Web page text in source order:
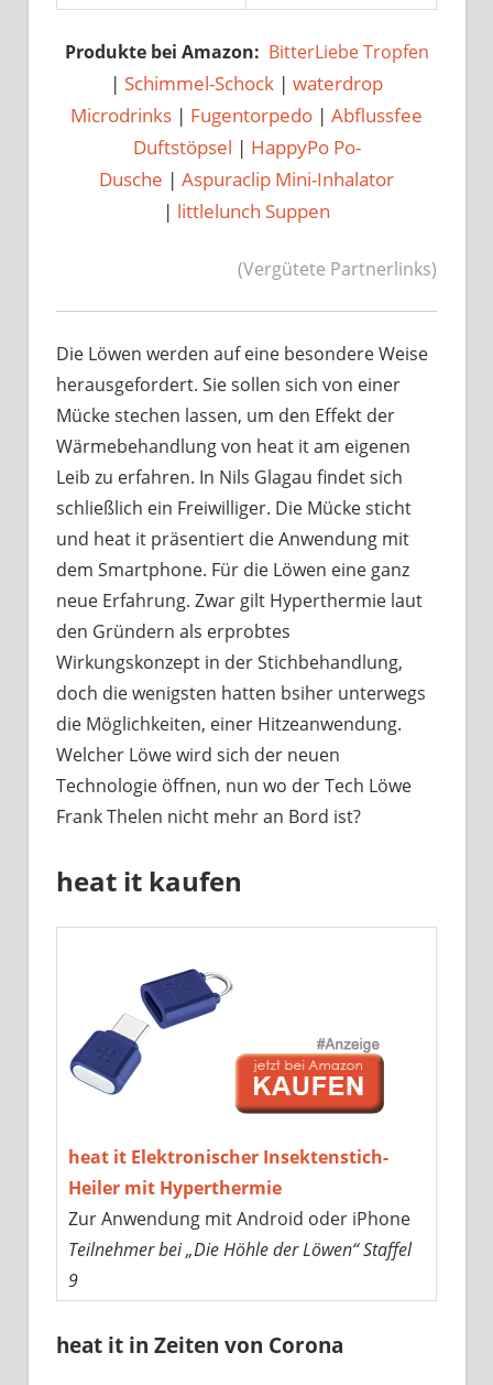
Produkte bei Amazon: BitterLiebe Tropfen
| Schimmel-Schock | waterdrop
Microdrinks | Fugentorpedo | Abflussfee
Duftstöpsel | HappyPo Po-
Dusche | Aspuraclip Mini-Inhalator
| littlelunch Suppen
(Vergütete Partnerlinks)
Die Löwen werden auf eine besondere Weise
herausgefordert. Sie sollen sich von einer
Mücke stechen lassen, um den Effekt der
Wärmebehandlung von heat it am eigenen
Leib zu erfahren. In Nils Glagau findet sich
schließlich ein Freiwilliger. Die Mücke sticht
und heat it präsentiert die Anwendung mit
dem Smartphone. Für die Löwen eine ganz
neue Erfahrung. Zwar gilt Hyperthermie laut
den Gründern als erprobtes
Wirkungskonzept in der Stichbehandlung,
doch die wenigsten hatten bsiher unterwegs
die Möglichkeiten, einer Hitzeanwendung.
Welcher Löwe wird sich der neuen
Technologie öffnen, nun wo der Tech Löwe
Frank Thelen nicht mehr an Bord ist?
heat it kaufen
heat it Elektronischer Insektenstich-
Heiler mit Hyperthermie
Zur Anwendung mit Android oder iPhone
Teilnehmer bei „Die Höhle der Löwen“ Staffel
9
heat it in Zeiten von Corona